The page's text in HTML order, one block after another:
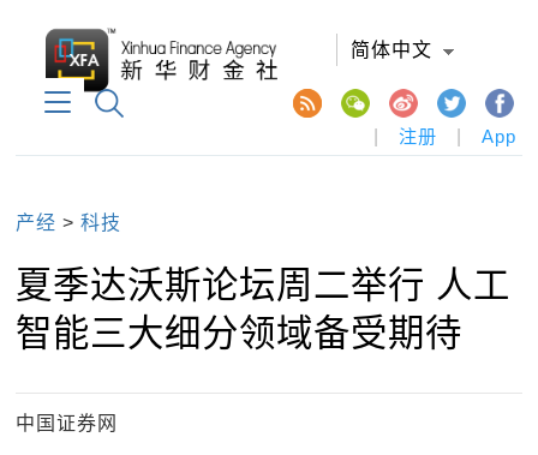
简体中文
注册 App
产经 >科技
夏季达沃斯论坛周二举行 人工
智能三大细分领域备受期待
中国证券网